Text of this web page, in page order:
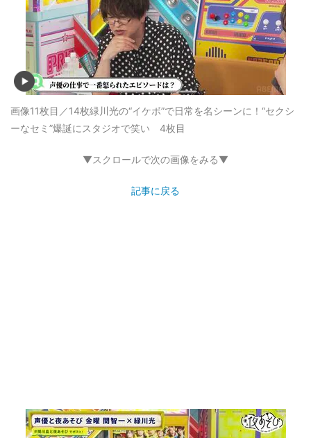
画像11枚目／14枚緑川光の“イケボ”で日常を名シーンに！“セクシ
ーなセミ”爆誕にスタジオで笑い 4枚目
▼スクロールで次の画像をみる▼
記事に戻る